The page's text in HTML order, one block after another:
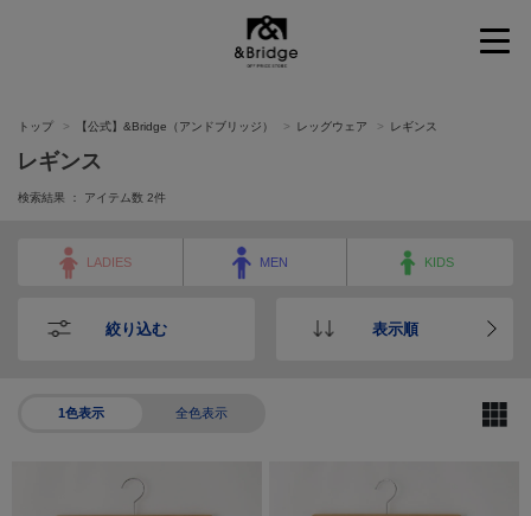
トップ 【公式】&Bridge（アンドブリッジ） レッグウェア レギンス
レギンス
検索結果 ： アイテム数 2件
LADIES MEN KIDS
絞り込む 表示順
1色表示 全色表示